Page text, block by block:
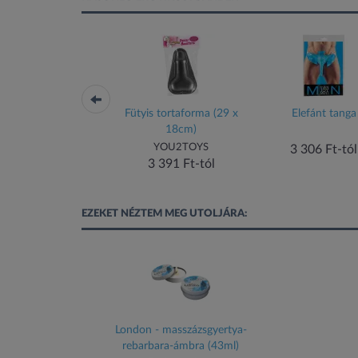
Fütyis tortaforma (29 x
YOU2TOYS
3 391 Ft-tól
Elefánt tanga
3 306 Ft-tól
EZEKET NÉZTEM MEG UTOLJÁRA:
London - masszázsgyertya-
rebarbara-ámbra (43ml)